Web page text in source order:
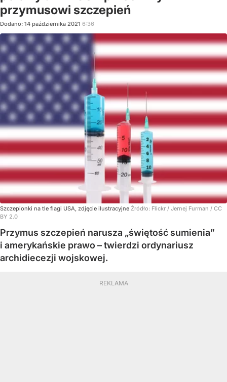
przymusowi szczepień
Dodano: 14 października 2021 6:36
Szczepionki na tle flagi USA, zdjęcie ilustracyjne Źródło: Flickr / Jernej Furman / CC
BY 2.0
Przymus szczepień narusza „świętość sumienia”
i amerykańskie prawo – twierdzi ordynariusz
archidiecezji wojskowej.